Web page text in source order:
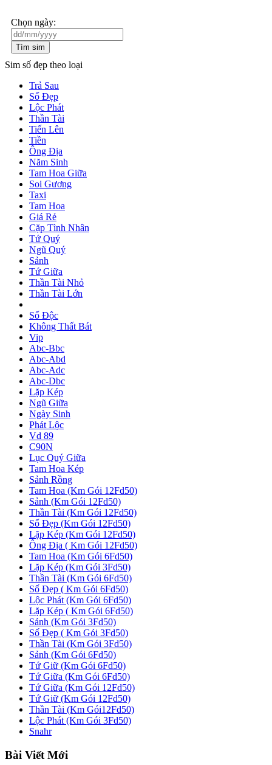
Chọn ngày:
Tìm sim
Sim số đẹp theo loại
Trả Sau
Số Đẹp
Lộc Phát
Thần Tài
Tiến Lên
Tiền
Ông Địa
Năm Sinh
Tam Hoa Giữa
Soi Gương
Taxi
Tam Hoa
Giá Rẻ
Cặp Tình Nhân
Tứ Quý
Ngũ Quý
Sảnh
Tứ Giữa
Thần Tài Nhỏ
Thần Tài Lớn
Số Độc
Không Thất Bát
Vip
Abc-Bbc
Abc-Abd
Abc-Adc
Abc-Dbc
Lặp Kép
Ngũ Giữa
Ngày Sinh
Phát Lộc
Vd 89
C90N
Lục Quý Giữa
Tam Hoa Kép
Sảnh Rồng
Tam Hoa (Km Gói 12Fd50)
Sảnh (Km Gói 12Fd50)
Thần Tài (Km Gói 12Fd50)
Số Đẹp (Km Gói 12Fd50)
Lặp Kép (Km Gói 12Fd50)
Ông Địa ( Km Gói 12Fd50)
Tam Hoa (Km Gói 6Fd50)
Lặp Kép (Km Gói 3Fd50)
Thần Tài (Km Gói 6Fd50)
Số Đẹp ( Km Gói 6Fd50)
Lộc Phát (Km Gói 6Fd50)
Lặp Kép ( Km Gói 6Fd50)
Sảnh (Km Gói 3Fd50)
Số Đẹp ( Km Gói 3Fd50)
Thần Tài (Km Gói 3Fd50)
Sảnh (Km Gói 6Fd50)
Tứ Giữ (Km Gói 6Fd50)
Tứ Giữa (Km Gói 6Fd50)
Tứ Giữa (Km Gói 12Fd50)
Tứ Giữ (Km Gói 12Fd50)
Thần Tài (Km Gói12Fd50)
Lộc Phát (Km Gói 3Fd50)
Snahr
Bài Viết Mới